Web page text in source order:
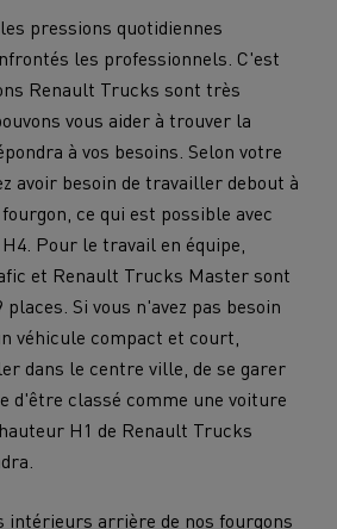
pressions quotidiennes
les professionnels. C'est
Renault Trucks sont très
vous aider à trouver la
à vos besoins. Selon votre
avoir besoin de travailler debout à
ce qui est possible avec
Pour le travail en équipe,
et Renault Trucks Master sont
places. Si vous n'avez pas besoin
véhicule compact et court,
dans le centre ville, de se garer
d'être classé comme une voiture
H1 de Renault Trucks
intérieurs arrière de nos fourgons